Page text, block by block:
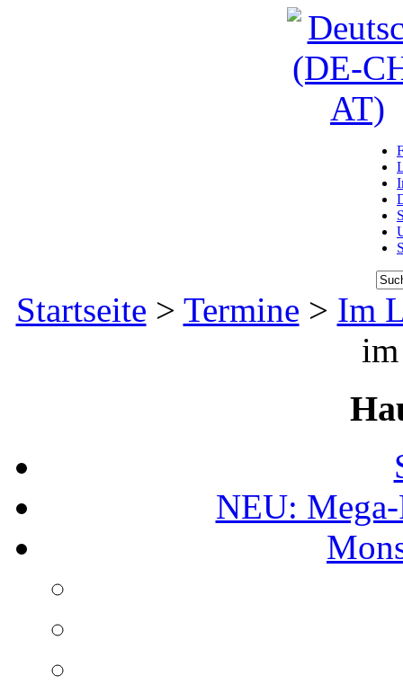
Startseite > Termine > Im
NEU: